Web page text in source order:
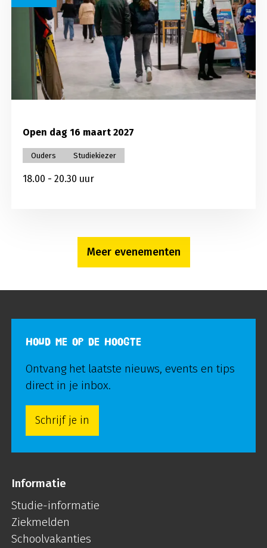
Open dag 16 maart 2027
Ouders Studiekiezer
18.00 - 20.30 uur
Meer evenementen
HOUD ME OP DE HOOGTE
Ontvang het laatste nieuws, events en tips
direct in je inbox.
Schrijf je in
Informatie
Studie-informatie
Ziekmelden
Schoolvakanties